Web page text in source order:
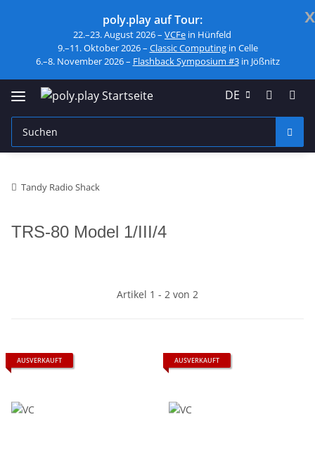
x
poly.play auf Tour:
22.–23. August 2026 – VCFe in Hünfeld
9.–11. Oktober 2026 – Classic Computingin Celle
6.–8. November 2026 – Flashback Symposium #3in Jößnitz
DE
Tandy Radio Shack
TRS-80 Model 1/III/4
Artikel 1 - 2 von 2
AUSVERKAUFT AUSVERKAUFT